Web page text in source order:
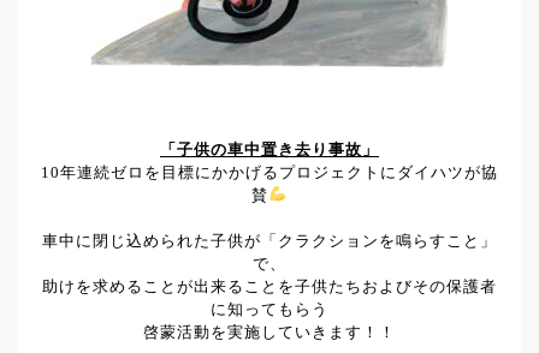
「子供の車中置き去り事故」
10年連続ゼロを目標にかかげるプロジェクトにダイハツが協
賛
車中に閉じ込められた子供が「クラクションを鳴らすこと」
で、
助けを求めることが出来ることを子供たちおよびその保護者
に知ってもらう
啓蒙活動を実施していきます！！